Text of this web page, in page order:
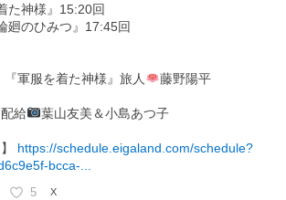
た神様』15:20回
廻のひみつ』17:45回
『軍服を着た神様』旅人
藤野陽平
給
葉山友美＆小島あつ子
https://schedule.eigaland.com/schedule?
bcca-...
5 X